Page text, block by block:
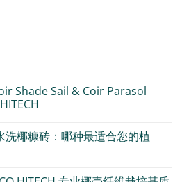
Shade Sail & Coir Parasol
洗椰糠砖：哪种最适合您的植